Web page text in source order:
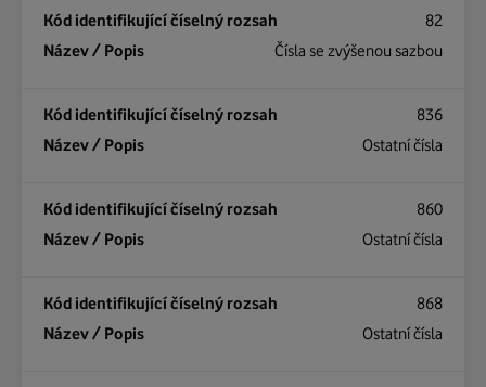
82
Čísla se zvýšenou sazbou
836
Ostatní čísla
860
Ostatní čísla
868
Ostatní čísla